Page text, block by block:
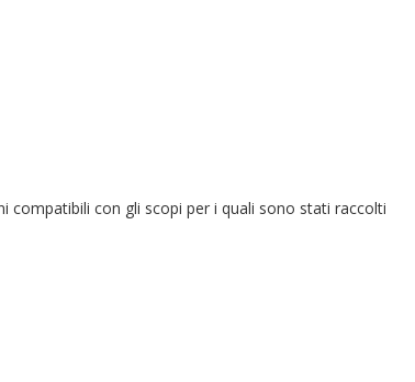
compatibili con gli scopi per i quali sono stati raccolti